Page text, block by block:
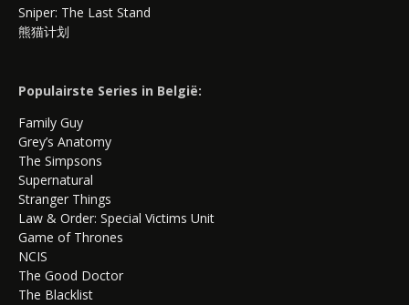
Sniper: The Last Stand
熊猫计划
Populairste Series in België:
Family Guy
Grey’s Anatomy
The Simpsons
Supernatural
Stranger Things
Law & Order: Special Victims Unit
Game of Thrones
NCIS
The Good Doctor
The Blacklist